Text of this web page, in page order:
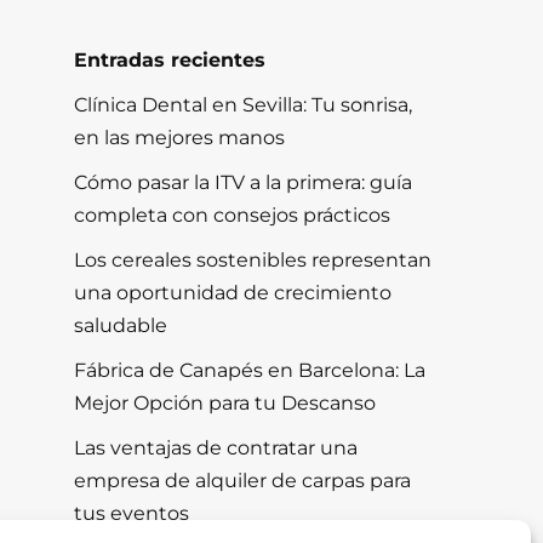
Entradas recientes
Clínica Dental en Sevilla: Tu sonrisa,
en las mejores manos
Cómo pasar la ITV a la primera: guía
completa con consejos prácticos
Los cereales sostenibles representan
una oportunidad de crecimiento
saludable
Fábrica de Canapés en Barcelona: La
Mejor Opción para tu Descanso
Las ventajas de contratar una
empresa de alquiler de carpas para
tus eventos